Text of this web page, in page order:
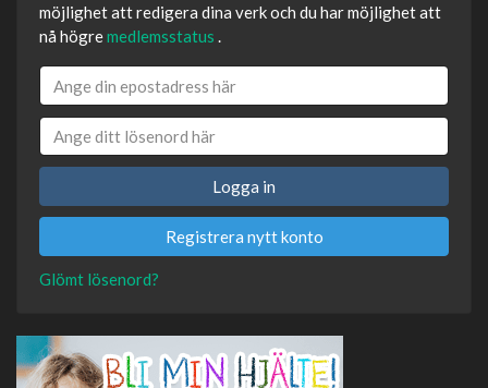
möjlighet att redigera dina verk och du har möjlighet att
nå högremedlemsstatus .
Logga in
Registrera nytt konto
Glömt lösenord?